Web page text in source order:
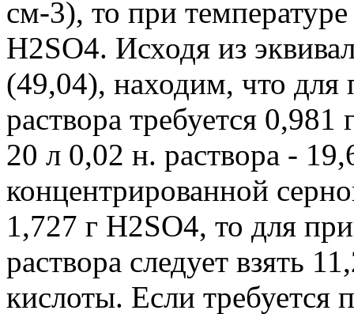
см-3), то при
H2SO4. Исходя из
(49,04), находим, что для
раствора требуется
20 л 0,02 н. раствора -
концентрированной
1,727 г H2SO4, то для
раствора следует взять
кислоты. Если требуется